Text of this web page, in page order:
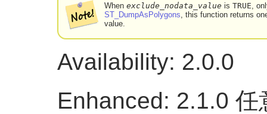
Whenexclude_nodata_value isTRUE ,
ST_DumpAsPolygons , this function returns
value.
Availability: 2.0.0
Enhanced: 2.1.0 任